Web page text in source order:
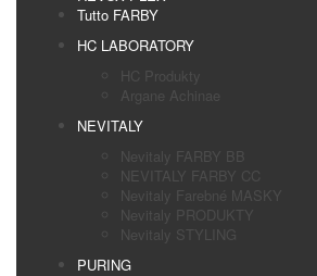
Tutto FARBY
HC LABORATORY
HC Produkty
Argane Achinae
NEVITALY
Nevitaly FARBY BB
NEVITALY FARBY CC
Nevitaly Farebné MASKY
Nevitaly PRODUKTY
Nevitaly STYLING
PURING